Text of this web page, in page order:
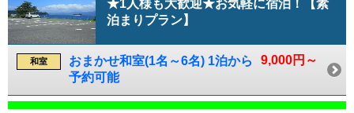
★1人様も大歓迎★お気軽に宿泊！【素
泊まりプラン】
9,000円～
和室
おまかせ和室(1名～6名) 1泊から
予約可能